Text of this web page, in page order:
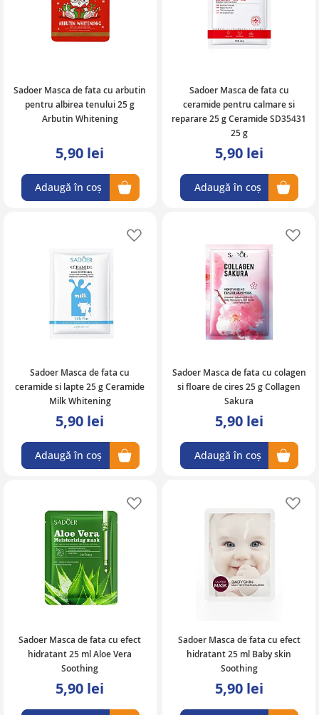
Sadoer Masca de fata cu arbutin
pentru albirea tenului 25 g
Arbutin Whitening
5,90 lei
Adaugă în coș
Sadoer Masca de fata cu
ceramide pentru calmare si
reparare 25 g Ceramide SD35431
25 g
5,90 lei
Adaugă în coș
Sadoer Masca de fata cu
ceramide si lapte 25 g Ceramide
Milk Whitening
5,90 lei
Adaugă în coș
Sadoer Masca de fata cu colagen
si floare de cires 25 g Collagen
Sakura
5,90 lei
Adaugă în coș
Sadoer Masca de fata cu efect
hidratant 25 ml Aloe Vera
Soothing
5,90 lei
Sadoer Masca de fata cu efect
hidratant 25 ml Baby skin
Soothing
5,90 lei